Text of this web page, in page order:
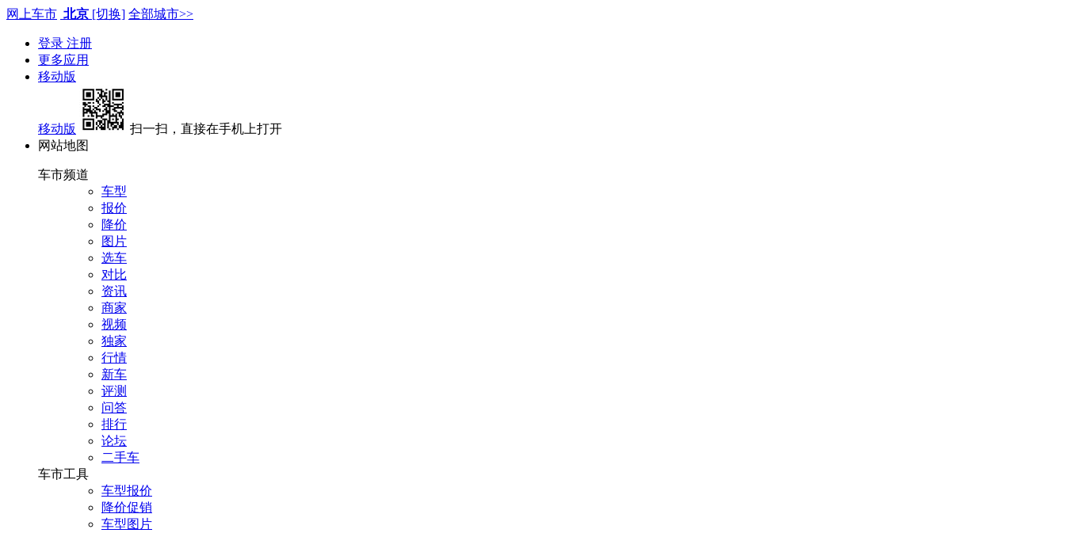
网上车市 北京 [切换] 全部城市>>
登录 注册
更多应用
移动版
移动版
扫一扫，直接在手机上打开
网站地图
车市频道
车型
报价
降价
图片
选车
对比
资讯
商家
视频
独家
行情
新车
评测
问答
排行
论坛
二手车
车市工具
车型报价
降价促销
车型图片